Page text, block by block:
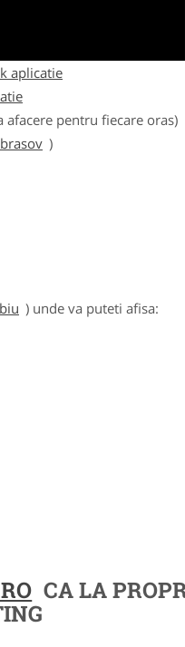
aplicatie
pentru fiecare oras)
)
) unde va puteti afisa:
CA LA